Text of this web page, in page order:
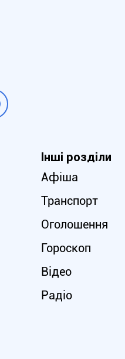
Інші розділи
Афіша
Транспорт
Оголошення
Гороскоп
Відео
Радіо